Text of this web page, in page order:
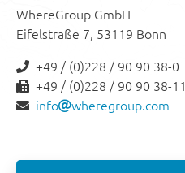
WhereGroup GmbH
Eifelstraße 7, 53119 Bonn
+49 / (0)228 / 90 90 38-0
+49 / (0)228 / 90 90 38-11
info
wheregroup.com